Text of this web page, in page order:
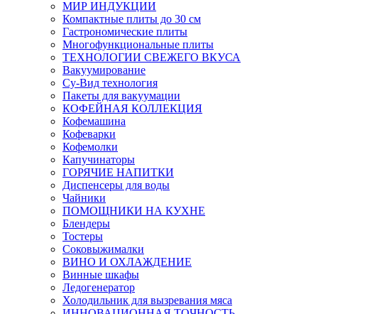
МИР ИНДУКЦИИ
Компактные плиты до 30 см
Гастрономические плиты
Многофункциональные плиты
ТЕХНОЛОГИИ СВЕЖЕГО ВКУСА
Вакуумирование
Су-Вид технология
Пакеты для вакуумации
КОФЕЙНАЯ КОЛЛЕКЦИЯ
Кофемашина
Кофеварки
Кофемолки
Капучинаторы
ГОРЯЧИЕ НАПИТКИ
Диспенсеры для воды
Чайники
ПОМОЩНИКИ НА КУХНЕ
Блендеры
Тостеры
Соковыжималки
ВИНО И ОХЛАЖДЕНИЕ
Винные шкафы
Ледогенератор
Холодильник для вызревания мяса